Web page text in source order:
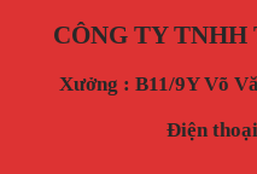
CÔNG TY
Xưởng : B11/9Y Võ
Điện thoại